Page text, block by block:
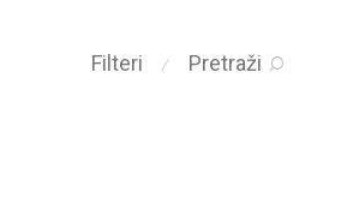
Filteri ⁄ Pretraži